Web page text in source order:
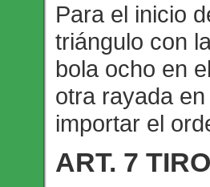
Para el inicio
triángulo con
bola ocho en
otra rayada
importar el
ART. 7